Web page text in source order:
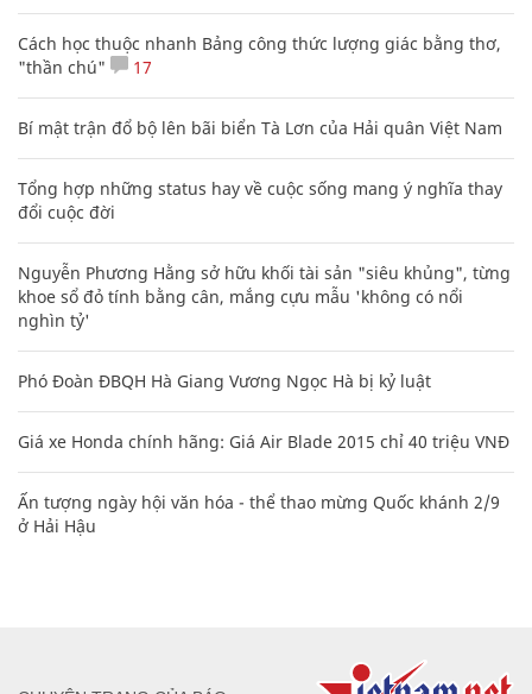
Cách học thuộc nhanh Bảng công thức lượng giác bằng thơ,
"thần chú"
17
Bí mật trận đổ bộ lên bãi biển Tà Lơn của Hải quân Việt Nam
Tổng hợp những status hay về cuộc sống mang ý nghĩa thay
đổi cuộc đời
Nguyễn Phương Hằng sở hữu khối tài sản "siêu khủng", từng
khoe sổ đỏ tính bằng cân, mắng cựu mẫu 'không có nổi
nghìn tỷ'
Phó Đoàn ĐBQH Hà Giang Vương Ngọc Hà bị kỷ luật
Giá xe Honda chính hãng: Giá Air Blade 2015 chỉ 40 triệu VNĐ
Ấn tượng ngày hội văn hóa - thể thao mừng Quốc khánh 2/9
ở Hải Hậu